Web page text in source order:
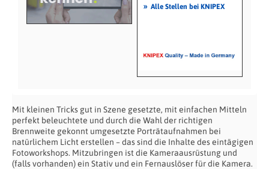
» Alle Stellen bei KNIPEX
Mit kleinen Tricks gut in Szene gesetzte, mit einfachen Mitteln
perfekt beleuchtete und durch die Wahl der richtigen
Brennweite gekonnt umgesetzte Porträtaufnahmen bei
natürlichem Licht erstellen – das sind die Inhalte des eintägigen
Fotoworkshops. Mitzubringen ist die Kameraausrüstung und
(falls vorhanden) ein Stativ und ein Fernauslöser für die Kamera.